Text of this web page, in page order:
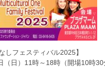
しフェスティバル2025】
（日）11時～18時（開場10時30